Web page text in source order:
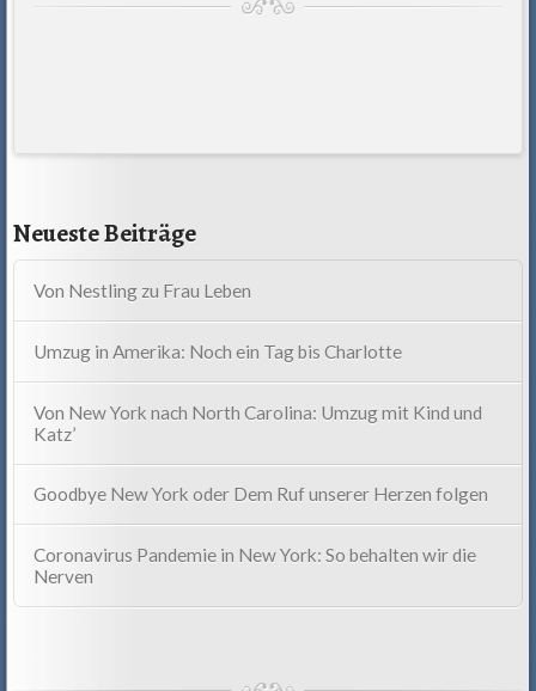
Neueste Beiträge
Von Nestling zu Frau Leben
Umzug in Amerika: Noch ein Tag bis Charlotte
Von New York nach North Carolina: Umzug mit Kind und
Katz’
Goodbye New York oder Dem Ruf unserer Herzen folgen
Coronavirus Pandemie in New York: So behalten wir die
Nerven